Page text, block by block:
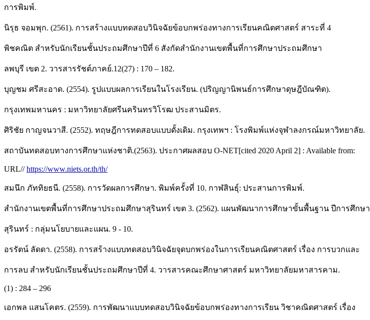
การพิมพ์.
นิรุธ จอมพุก. (2561). การสร้างแบบทดสอบวินิจฉัยข้อบกพร่องทางการเรียนคณิตศาสตร์ สาระที่ 4
พิชคณิต สำหรับนักเรียนชั้นประถมศึกษาปีที่ 6 สังกัดสำนักงานเขตพื้นที่การศึกษาประถมศึกษา
ลพบุรี เขต 2. วารสารรัชต์ภาคย์.12(27) : 170 – 182.
บุญชม ศรีสะอาด. (2554). รูปแบบผลการเรียนในโรงเรียน. (ปริญญานิพนธ์การศึกษาดุษฎีบัณฑิต).
กรุงเทพมหานคร : มหาวิทยาลัยศรีนครินทรวิโรฒ ประสานมิตร.
ศิริชัย กาญจนวาสี. (2552). ทฤษฎีการทดสอบแบบดั้งเดิม. กรุงเทพฯ : โรงพิมพ์แห่งจุฬาลงกรณ์มหาวิทยาลัย.
สถาบันทดสอบทางการศึกษาแห่งชาติ.(2563). ประกาศผลสอบ O-NET[cited 2020 April 2] : Available from:
URL//https://www.niets.or.th/th/
สมนึก ภัททิยธนี. (2558). การวัดผลการศึกษา. พิมพ์ครั้งที่ 10. กาฬสินธุ์: ประสานการพิมพ์.
สำนักงานเขตพื้นที่การศึกษาประถมศึกษาสุรินทร์ เขต 3. (2562). แผนพัฒนาการศึกษาขั้นพื้นฐาน ปีการศึกษา
สุรินทร์ : กลุ่มนโยบายและแผน. 9 - 10.
อรรัตน์ ลัดดา. (2558). การสร้างแบบทดสอบวินิจฉัยจุดบกพร่องในการเรียนคณิตศาสตร์ เรื่อง การบวกและ
การลบ สำหรับนักเรียนชั้นประถมศึกษาปีที่ 4. วารสารคณะศึกษาศาสตร์ มหาวิทยาลัยมหาสารคาม.
(1) : 284 – 296
เอกพล แสนโคตร. (2559). การพัฒนาแบบทดสอบวินิจฉัยข้อบกพร่องทางการเรียน วิชาคณิตศาสตร์ เรื่อง